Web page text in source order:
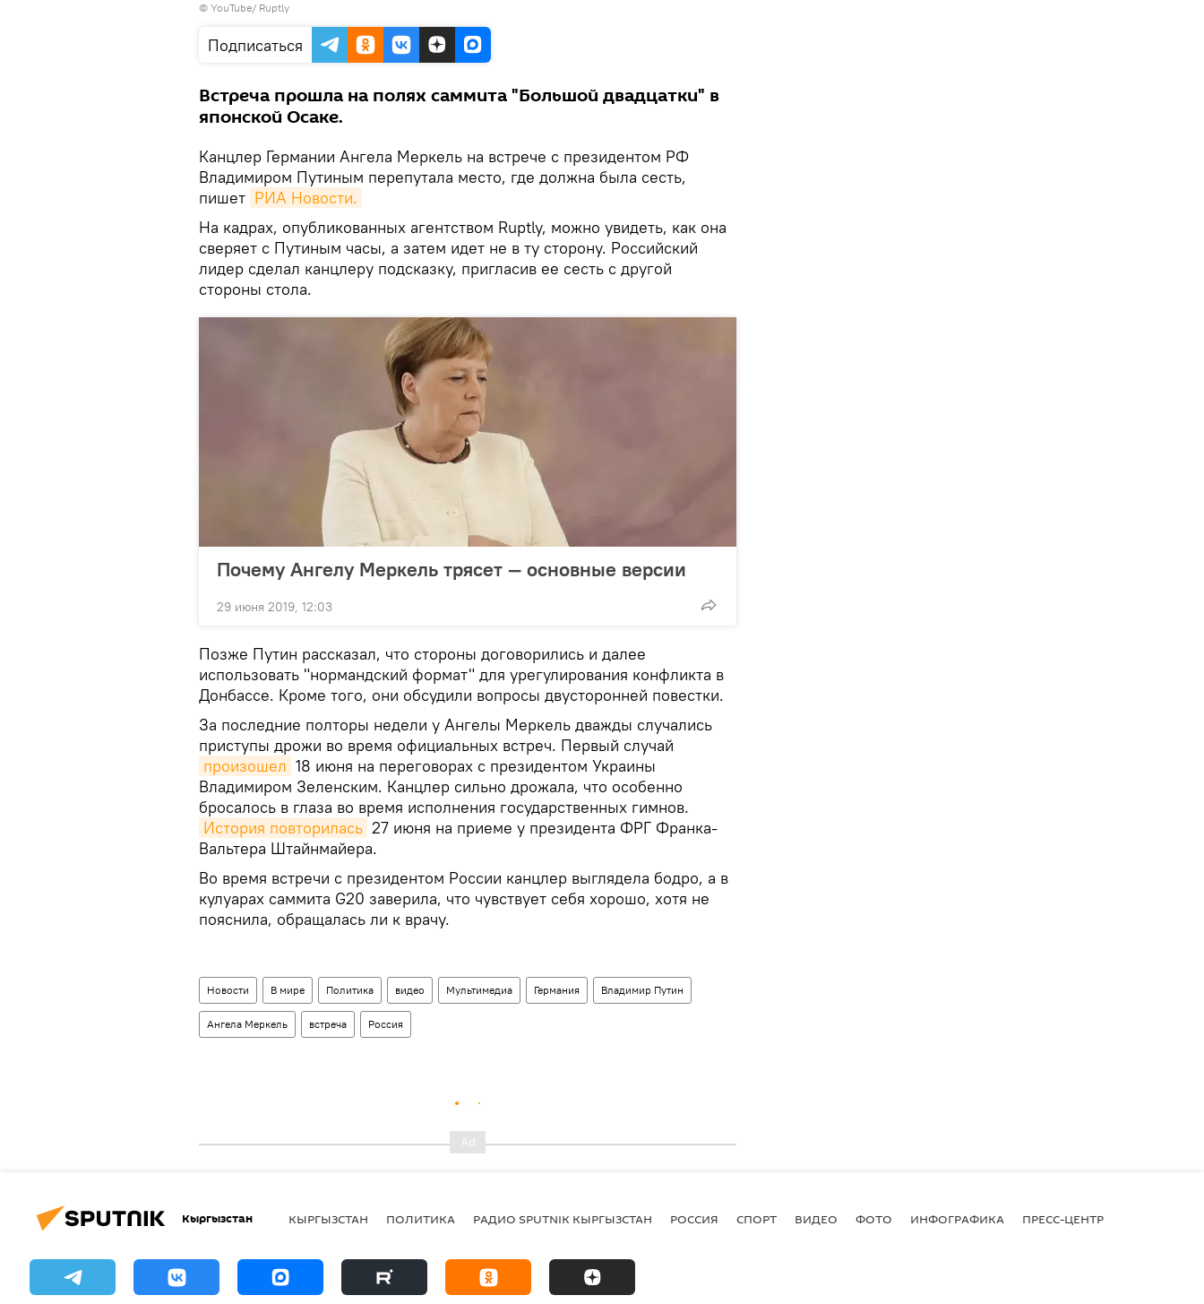
© YouTube/ Ruptly
Подписаться
Встреча прошла на полях саммита "Большой двадцатки" в
японской Осаке.
Канцлер Германии Ангела Меркель на встрече с президентом РФ
Владимиром Путиным перепутала место, где должна была сесть,
пишет РИА Новости.
На кадрах, опубликованных агентством Ruptly, можно увидеть, как она
сверяет с Путиным часы, а затем идет не в ту сторону. Российский
лидер сделал канцлеру подсказку, пригласив ее сесть с другой
стороны стола.
Почему Ангелу Меркель трясет — основные версии
29 июня 2019, 12:03
Позже Путин рассказал, что стороны договорились и далее
использовать "нормандский формат" для урегулирования конфликта в
Донбассе. Кроме того, они обсудили вопросы двусторонней повестки.
За последние полторы недели у Ангелы Меркель дважды случались
приступы дрожи во время официальных встреч. Первый случай
произошел 18 июня на переговорах с президентом Украины
Владимиром Зеленским. Канцлер сильно дрожала, что особенно
бросалось в глаза во время исполнения государственных гимнов.
История повторилась 27 июня на приеме у президента ФРГ Франка-
Вальтера Штайнмайера.
Во время встречи с президентом России канцлер выглядела бодро, а в
кулуарах саммита G20 заверила, что чувствует себя хорошо, хотя не
пояснила, обращалась ли к врачу.
Новости В мире Политика видео Мультимедиа Германия Владимир Путин
Ангела Меркель встреча Россия
Кыргызстан КЫРГЫЗСТАН ПОЛИТИКА РАДИО SPUTNIK КЫРГЫЗСТАН РОССИЯ СПОРТ ВИДЕО ФОТО ИНФОГРАФИКА ПРЕСС-ЦЕНТР